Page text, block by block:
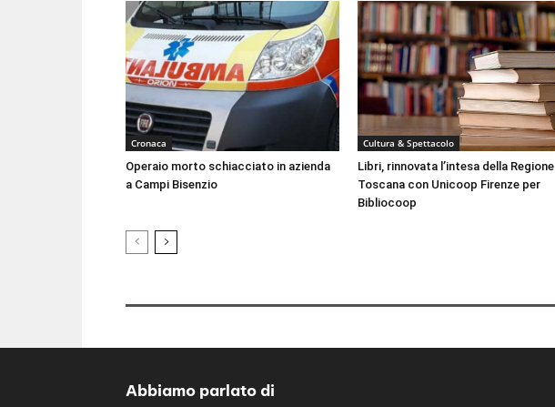
Cronaca
Operaio morto schiacciato in azienda
a Campi Bisenzio
Cultura & Spettacolo
Libri, rinnovata l’intesa della Regione
Toscana con Unicoop Firenze per
Bibliocoop
Abbiamo parlato di